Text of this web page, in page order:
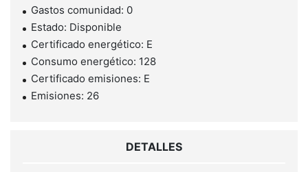
Gastos comunidad: 0
Estado: Disponible
Certificado energético: E
Consumo energético: 128
Certificado emisiones: E
Emisiones: 26
DETALLES